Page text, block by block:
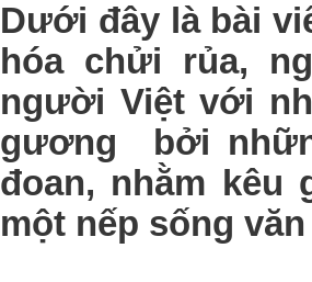
Dưới đây là bài
hóa chửi rủa,
người Việt với
gương bởi
đoan, nhằm
một nếp sống